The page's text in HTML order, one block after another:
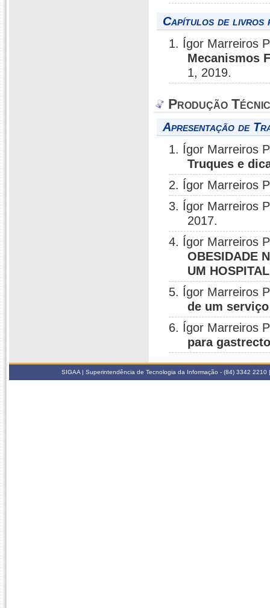
Capítulos de livros
1. Ígor Marreiros
Mecanismos
1, 2019.
Produção
Apresentação de
1. Ígor Marreiros
Truques e
2. Ígor Marreiros
3. Ígor Marreiros
2017.
4. Ígor Marreiros
OBESIDADE
UM
5. Ígor Marreiros
de um serviço
6. Ígor Marreiros
para
SIGAA | Superintendência de Tecnologia da Informação - (84) 3342